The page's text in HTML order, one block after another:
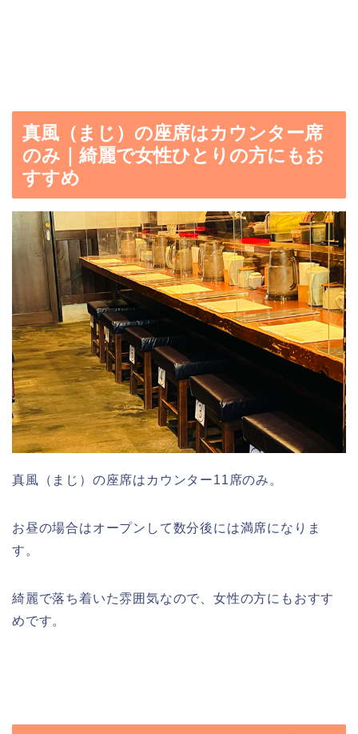
真風（まじ）の座席はカウンター席
のみ｜綺麗で女性ひとりの方にもお
すすめ
真風（まじ）の座席はカウンター11席のみ。
お昼の場合はオープンして数分後には満席になりま
す。
綺麗で落ち着いた雰囲気なので、女性の方にもおすす
めです。